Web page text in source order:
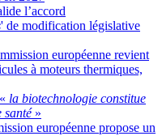
l’accord
' de modification législative
européenne revient
à moteurs thermiques,
la biotechnologie constitue
santé »
européenne propose un